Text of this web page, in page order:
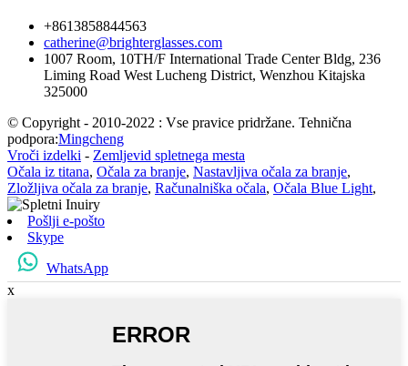
+8613858844563
catherine@brighterglasses.com
1007 Room, 10TH/F International Trade Center Bldg, 236
Liming Road West Lucheng District, Wenzhou Kitajska
325000
© Copyright - 2010-2022 : Vse pravice pridržane. Tehnična
podpora:Mingcheng
Vroči izdelki - Zemljevid spletnega mesta
Očala iz titana, Očala za branje, Nastavljiva očala za branje,
Zložljiva očala za branje, Računalniška očala, Očala Blue Light,
Pošlji e-pošto
Skype
WhatsApp
x